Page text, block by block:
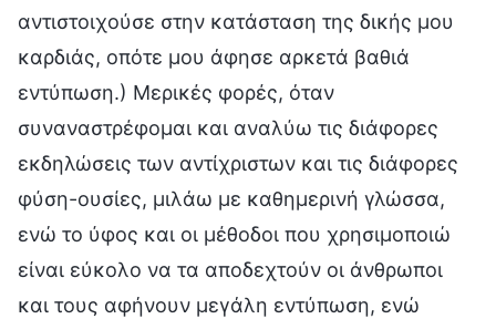
αντιστοιχούσε στην κατάσταση της δικής μου
καρδιάς, οπότε μου άφησε αρκετά βαθιά
εντύπωση.) Μερικές φορές, όταν
συναναστρέφομαι και αναλύω τις διάφορες
εκδηλώσεις των αντίχριστων και τις διάφορες
φύση-ουσίες, μιλάω με καθημερινή γλώσσα,
ενώ το ύφος και οι μέθοδοι που χρησιμοποιώ
είναι εύκολο να τα αποδεχτούν οι άνθρωποι
και τους αφήνουν μεγάλη εντύπωση, ενώ